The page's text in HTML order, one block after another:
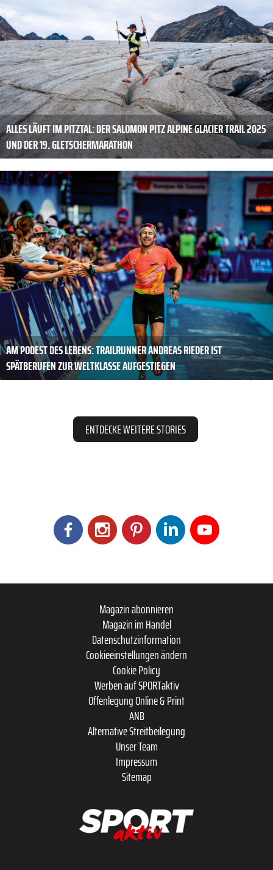
ALLES LÄUFT IM PITZTAL: DER SALOMON PITZ ALPINE GLACIER TRAIL 2025
UND DER 19. GLETSCHERMARATHON
AM PODEST DES ­LEBENS: TRAILRUNNER ANDREAS ­RIEDER IST
SPÄTBERUFEN ZUR WELTKLASSE AUFGESTIEGEN
ENTDECKE WEITERE STORIES
Magazin abonnieren
Magazin im Handel
Datenschutzinformation
Cookieeinstellungen ändern
Cookie Policy
Werben auf SPORTaktiv
Offenlegung Online & Print
ANB
Alternative Streitbeilegung
Unser Team
Impressum
Sitemap